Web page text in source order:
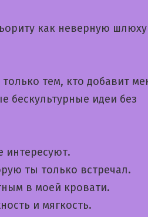
как неверную
тем, кто добавит
бескультурные идеи без
интересуют.
ты только встречал.
в моей кровати.
и мягкость.